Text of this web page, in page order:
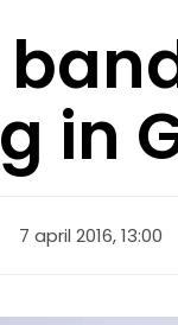
in
7 april 2016, 13:00